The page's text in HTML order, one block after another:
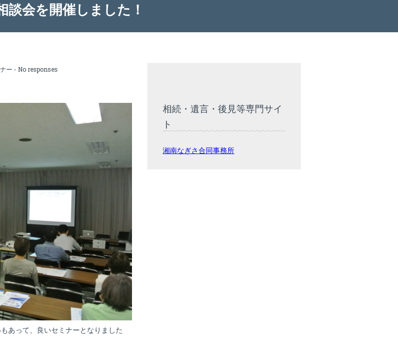
談会を開催しました！
ー - No responses
あって、良いセミナーとなりました
相続・遺言・後見等専門サイ
ト
湘南なぎさ合同事務所